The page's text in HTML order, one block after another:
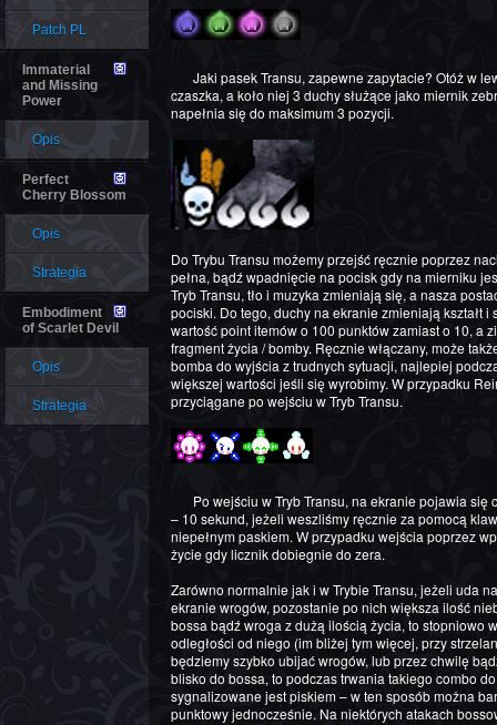
Patch PL
Immaterial
and Missing
Power
Opis
Perfect
Cherry Blossom
Opis
Strategia
Embodiment
of Scarlet Devil
Opis
Strategia
Jaki pasek Transu, zapewne zapytacie? Otóż w lewym dolnym rogu ekranu znajduje się trupia
czaszka, a koło niej 3 duchy służące jako miernik
napełnia się do maksimum 3 pozycji.
Do Trybu Transu możemy przejść ręcznie poprzez
pełna, bądź wpadnięcie na pocisk gdy na mierniku
Tryb Transu, tło i muzyka zmieniają się, a nasza
pociski. Do tego, duchy na ekranie zmieniają kształt
wartość point itemów o 100 punktów zamiast o 10, a
fragment życia / bomby. Ręcznie włączany, może
bomba do wyjścia z trudnych sytuacji, najlepiej
większej wartości jeśli się wyrobimy. W przypadku
przyciągane po wejściu w Tryb Transu.
Po wejściu w Tryb Transu, na ekranie pojawia się czas, który pozostał do zakończenia tego stanu
– 10 sekund, jeżeli weszliśmy ręcznie za pomocą
niepełnym paskiem. W przypadku wejścia poprzez
życie gdy licznik dobiegnie do zera.
Zarówno normalnie jak i w Trybie Transu, jeżeli uda
ekranie wrogów, pozostanie po nich większa ilość
bossa bądź wroga z dużą ilością życia, to stopniowo
odległości od niego (im bliżej tym więcej, przy
będziemy szybko ubijać wrogów, lub przez chwilę
blisko do bossa, to podczas trwania takiego combo
sygnalizowane jest piskiem – w ten sposób można
punktowy jednocześnie. Na niektórych atakach